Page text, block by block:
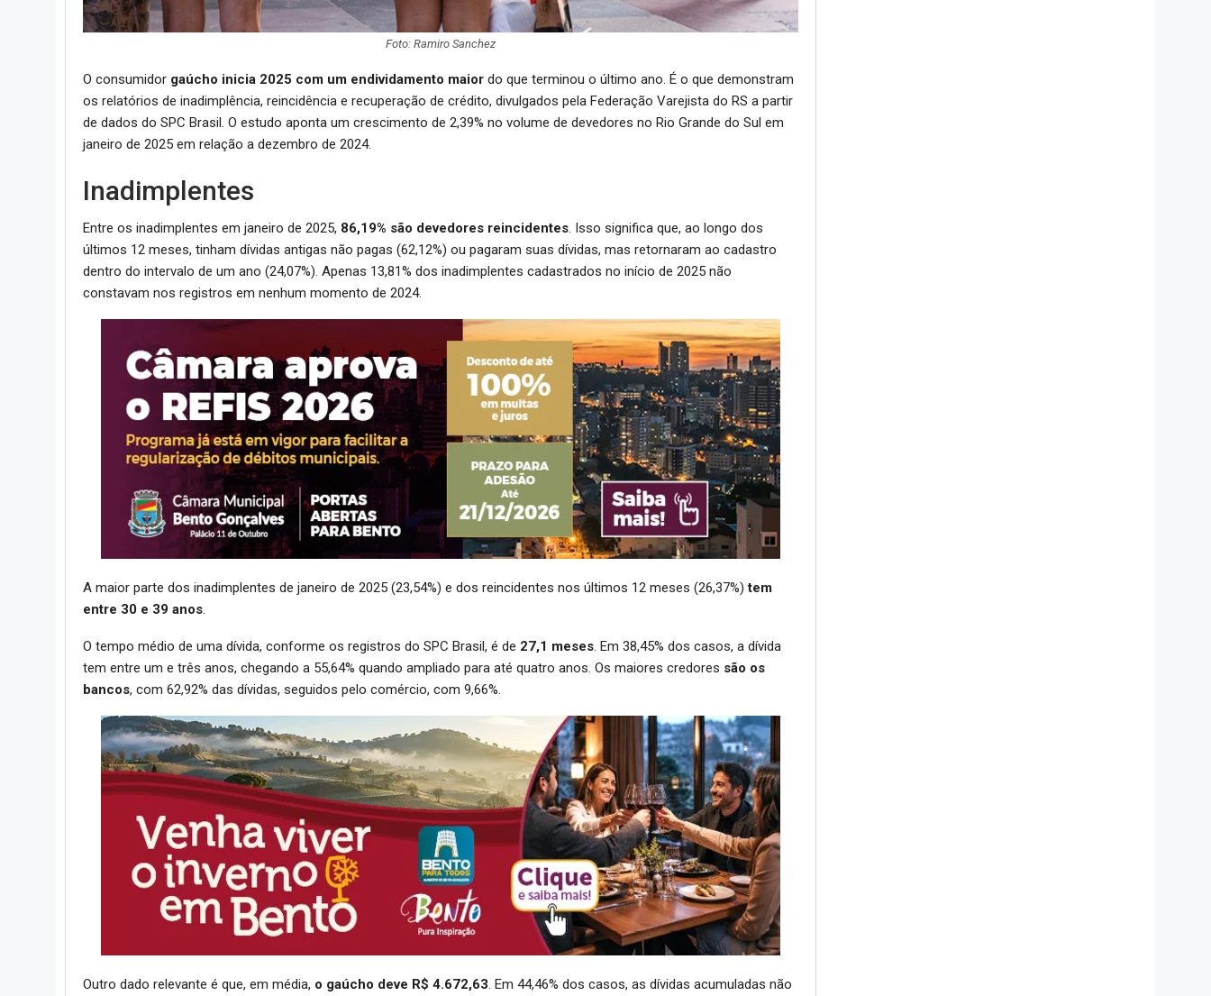
Foto: Ramiro Sanchez
O consumidor gaúcho inicia 2025 com um endividamento maior do que terminou o último ano. É o que demonstram
os relatórios de inadimplência, reincidência e recuperação de crédito, divulgados pela Federação Varejista do RS a partir
de dados do SPC Brasil. O estudo aponta um crescimento de 2,39% no volume de devedores no Rio Grande do Sul em
janeiro de 2025 em relação a dezembro de 2024.
Inadimplentes
Entre os inadimplentes em janeiro de 2025, 86,19% são devedores reincidentes. Isso significa que, ao longo dos
últimos 12 meses, tinham dívidas antigas não pagas (62,12%) ou pagaram suas dívidas, mas retornaram ao cadastro
dentro do intervalo de um ano (24,07%). Apenas 13,81% dos inadimplentes cadastrados no início de 2025 não
constavam nos registros em nenhum momento de 2024.
A maior parte dos inadimplentes de janeiro de 2025 (23,54%) e dos reincidentes nos últimos 12 meses (26,37%)tem
entre 30 e 39 anos.
O tempo médio de uma dívida, conforme os registros do SPC Brasil, é de 27,1 meses. Em 38,45% dos casos, a dívida
tem entre um e três anos, chegando a 55,64% quando ampliado para até quatro anos. Os maiores credores são os
bancos, com 62,92% das dívidas, seguidos pelo comércio, com 9,66%.
Outro dado relevante é que, em média, o gaúcho deve R$ 4.672,63. Em 44,46% dos casos, as dívidas acumuladas não